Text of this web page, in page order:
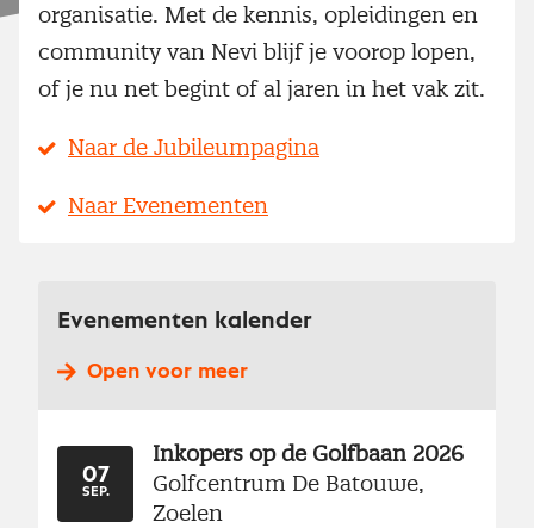
organisatie. Met de kennis, opleidingen en
community van Nevi blijf je voorop lopen,
of je nu net begint of al jaren in het vak zit.
Naar de Jubileumpagina
Naar Evenementen
Evenementen kalender
Open voor meer
07
SEP.
Inkopers op de Golfbaan 2026
Golfcentrum De Batouwe,
Zoelen